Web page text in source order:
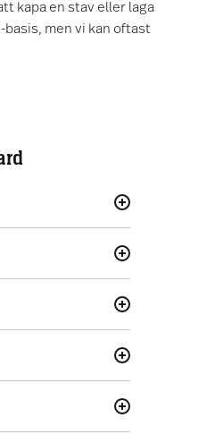
kapa en stav eller laga
men vi kan oftast